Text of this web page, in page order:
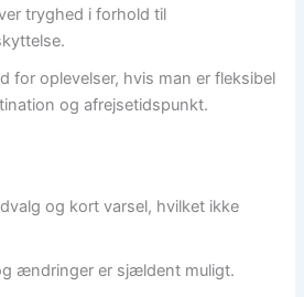
tryghed i forhold til
for oplevelser, hvis man er fleksibel
og afrejsetidspunkt.
og kort varsel, hvilket ikke
ændringer er sjældent muligt.